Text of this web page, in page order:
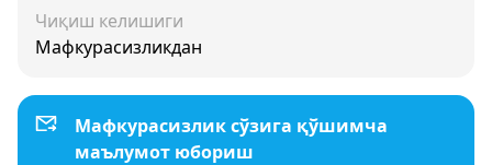
Чиқиш келишиги
Мафкурасизликдан
Мафкурасизлик сўзига қўшимча
маълумот юбориш